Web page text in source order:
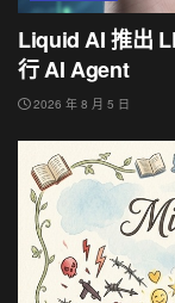
Liquid AI 推出
行 AI Agent
2026 年 8 月 5 日